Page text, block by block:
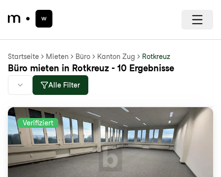
Startseite Mieten Büro Kanton Zug Rotkreuz
Büro mieten in Rotkreuz - 10 Ergebnisse
Alle Filter
Verifiziert